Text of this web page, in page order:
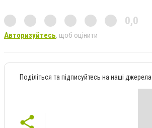
0,0
Авторизуйтесь, щоб оцінити
Поділіться та підписуйтесь на наші джерела